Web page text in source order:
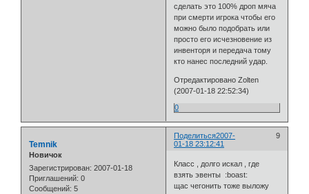
сделать это 100% дроп мяча
при смерти игрока чтобы его
можно было подобрать или
просто его исчезновение из
инвенторя и передача тому
кто нанес последний удар.
Отредактировано Zolten
(2007-01-18 22:52:34)
0
Поделиться 9
2007-
01-18 23:12:41
Temnik
Новичок
Зарегистрирован: 2007-01-18
Приглашений: 0
Сообщений: 5
Класс , долго искал , где
взять эвенты :boast:
щас чегонить тоже выложу